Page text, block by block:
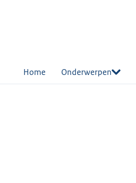
Home Onderwerpen